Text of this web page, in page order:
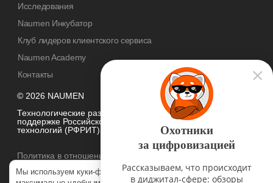
© 2026 NAUMEN
Технологические разработки осуществляются при грантовой
поддержке Российского фонда развития информационных
технологий (РФРИТ)
Политика в отношении
обработки персональных данных
Исследования
Naumen Инкубатор
Клуб лидеров клиентского сервиса
Naumen Academy
Контакты
Мы используем куки-файлы, чтобы наш сайт был
Охотники
за цифровизацией
Рассказываем, что происходит
в диджитал-сфере: обзоры